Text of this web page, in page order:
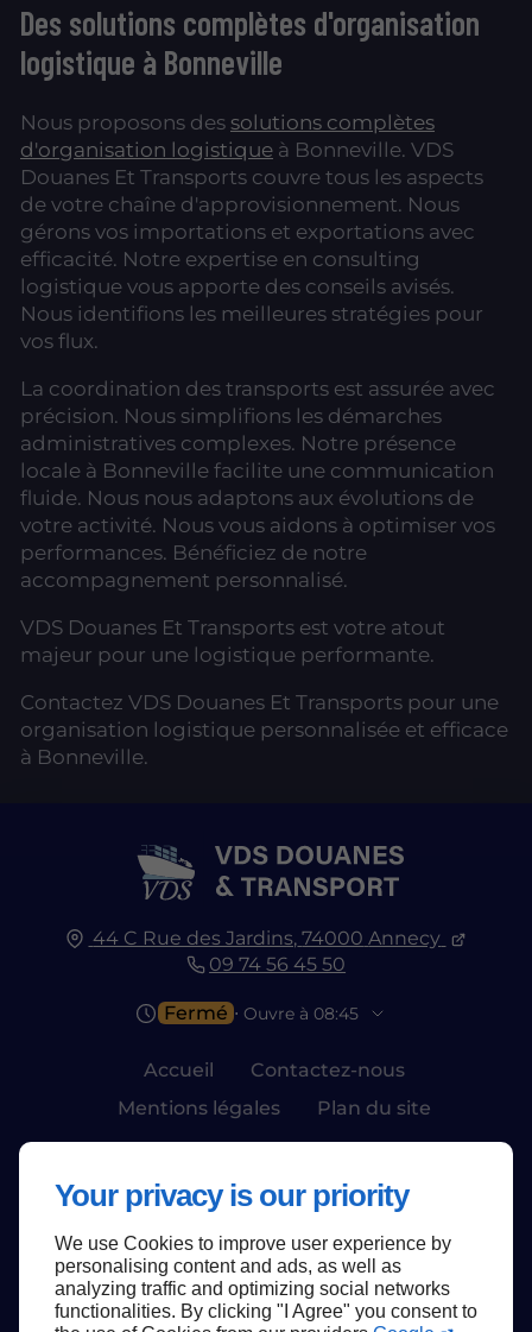
Your privacy is our priority
We use Cookies to improve user experience by
personalising content and ads, as well as
analyzing traffic and optimizing social networks
functionalities. By clicking "I Agree" you consent to
Des solutions complètes d'organisation
logistique à Bonneville
Nous proposons des solutions complètes
d'organisation logistique à Bonneville. VDS
Douanes Et Transports couvre tous les aspects
de votre chaîne d'approvisionnement. Nous
gérons vos importations et exportations avec
efficacité. Notre expertise en consulting
logistique vous apporte des conseils avisés.
Nous identifions les meilleures stratégies pour
vos flux.
La coordination des transports est assurée avec
précision. Nous simplifions les démarches
administratives complexes. Notre présence
locale à Bonneville facilite une communication
fluide. Nous nous adaptons aux évolutions de
votre activité. Nous vous aidons à optimiser vos
performances. Bénéficiez de notre
accompagnement personnalisé.
VDS Douanes Et Transports est votre atout
majeur pour une logistique performante.
Contactez VDS Douanes Et Transports pour une
organisation logistique personnalisée et efficace
à Bonneville.
44 C Rue des Jardins, 74000 Annecy
09 74 56 45 50
Fermé ⋅ Ouvre à 08:45
Accueil
Contactez-nous
Mentions légales
Plan du site
Haut de page